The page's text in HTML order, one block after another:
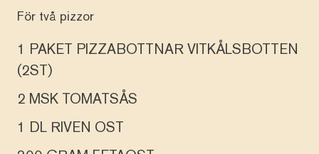
För två pizzor
1 PAKET PIZZABOTTNAR VITKÅLSBOTTEN
(2ST)
2 MSK TOMATSÅS
1 DL RIVEN OST